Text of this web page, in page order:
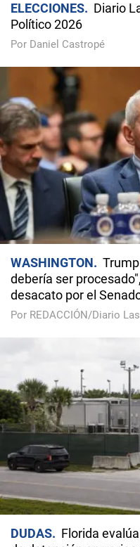
ELECCIONES
Diario
Político 2026
Por Daniel Castropé
WASHINGTON
debería ser
desacato por el
Por REDACCIÓN/Diario
DUDAS
Florida